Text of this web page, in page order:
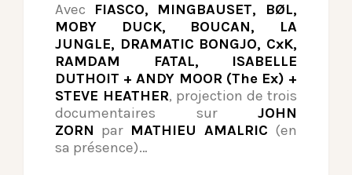
Avec
FIASCO, MINGBAUSET, BØL,
MOBY DUCK, BOUCAN, LA
JUNGLE, DRAMATIC BONGJO, CxK,
RAMDAM FATAL, ISABELLE
DUTHOIT + ANDY MOOR (The Ex) +
STEVE HEATHER, projection de trois
documentaires sur JOHN
ZORN par MATHIEU AMALRIC (en
sa présence)…